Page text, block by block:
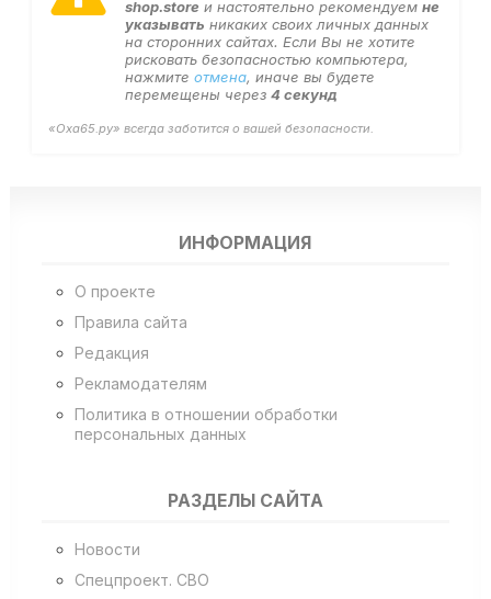
shop.store и настоятельно рекомендуем не
указывать никаких своих личных данных
на сторонних сайтах. Если Вы не хотите
рисковать безопасностью компьютера,
нажмите отмена, иначе вы будете
перемещены через 3секунд
«Оха65.ру» всегда заботится о вашей безопасности.
ИНФОРМАЦИЯ
О проекте
Правила сайта
Редакция
Рекламодателям
Политика в отношении обработки
персональных данных
РАЗДЕЛЫ САЙТА
Новости
Спецпроект. СВО